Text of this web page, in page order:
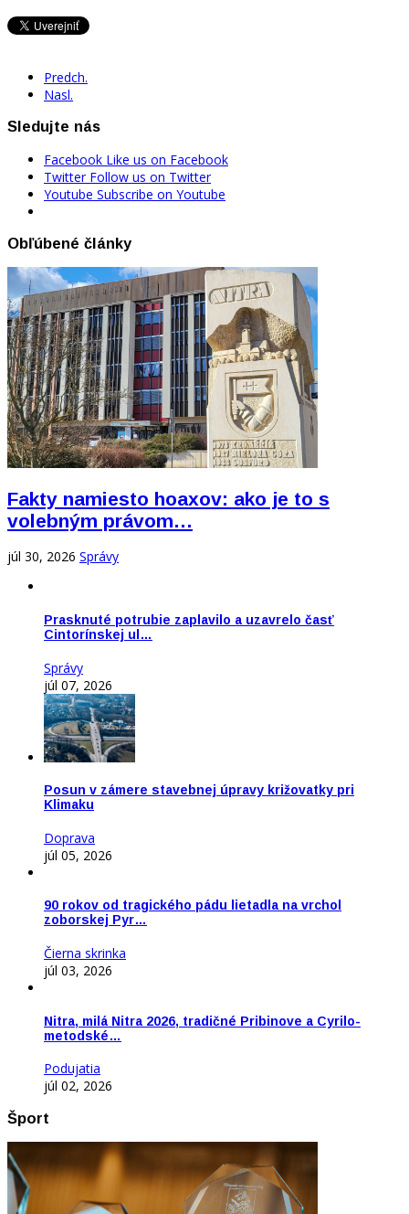
Predch.
Nasl.
Sledujte nás
Facebook Like us on Facebook
Twitter Follow us on Twitter
Youtube Subscribe on Youtube
Obľúbené články
Fakty namiesto hoaxov: ako je to s
volebným právom…
júl 30, 2026 Správy
Prasknuté potrubie zaplavilo a uzavrelo časť
Cintorínskej ul…
Správy
júl 07, 2026
Posun v zámere stavebnej úpravy križovatky pri
Klimaku
Doprava
júl 05, 2026
90 rokov od tragického pádu lietadla na vrchol
zoborskej Pyr…
Čierna skrinka
júl 03, 2026
Nitra, milá Nitra 2026, tradičné Pribinove a Cyrilo-
metodské…
Podujatia
júl 02, 2026
Šport